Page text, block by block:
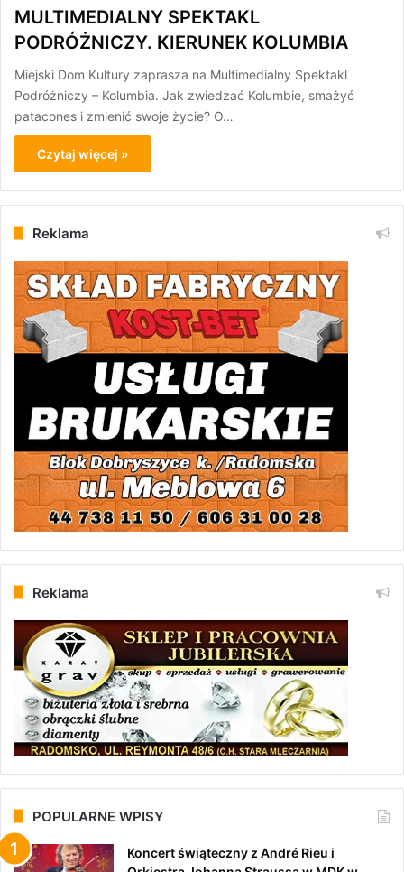
MULTIMEDIALNY SPEKTAKL
PODRÓŻNICZY. KIERUNEK KOLUMBIA
Miejski Dom Kultury zaprasza na Multimedialny Spektakl
Podróżniczy – Kolumbia. Jak zwiedzać Kolumbie, smażyć
patacones i zmienić swoje życie? O…
Czytaj więcej »
Reklama
Reklama
POPULARNE WPISY
Koncert świąteczny z André Rieu i